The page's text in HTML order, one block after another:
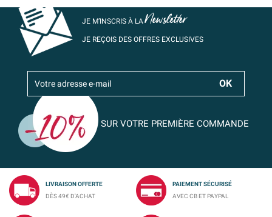
JE M’INSCRIS À LANewsletter
JE REÇOIS DES OFFRES EXCLUSIVES
SUR VOTRE PREMIÈRE COMMANDE
LIVRAISON OFFERTE
DÈS 49€ D'ACHAT
PAIEMENT SÉCURISÉ
AVEC CB ET PAYPAL